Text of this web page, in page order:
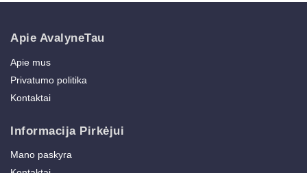
Apie AvalyneTau
Apie mus
Privatumo politika
Kontaktai
Informacija Pirkėjui
Mano paskyra